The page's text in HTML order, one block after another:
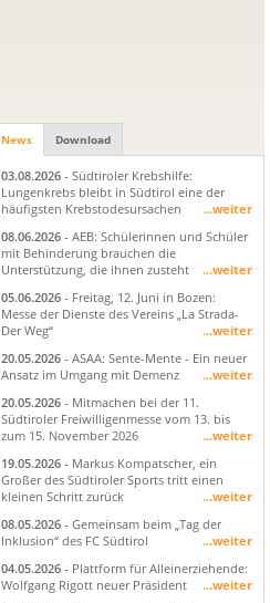
News Download
03.08.2026 - Südtiroler Krebshilfe:
Lungenkrebs bleibt in Südtirol eine der
häufigsten Krebstodesursachen
...weiter
08.06.2026 - AEB: Schülerinnen und Schüler
mit Behinderung brauchen die
Unterstützung, die ihnen zusteht
...weiter
05.06.2026 - Freitag, 12. Juni in Bozen:
Messe der Dienste des Vereins „La Strada-
Der Weg“
...weiter
20.05.2026 - ASAA: Sente-Mente - Ein neuer
Ansatz im Umgang mit Demenz
...weiter
20.05.2026 - Mitmachen bei der 11.
Südtiroler Freiwilligenmesse vom 13. bis
zum 15. November 2026
...weiter
19.05.2026 - Markus Kompatscher, ein
Großer des Südtiroler Sports tritt einen
kleinen Schritt zurück
...weiter
08.05.2026 - Gemeinsam beim „Tag der
Inklusion“ des FC Südtirol
...weiter
04.05.2026 - Plattform für Alleinerziehende:
Wolfgang Rigott neuer Präsident
...weiter